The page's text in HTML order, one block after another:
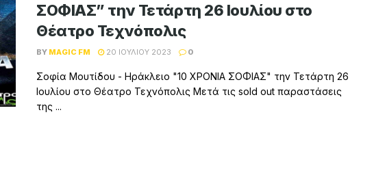
ΣΟΦΙΑΣ” την Τετάρτη 26 Ιουλίου στο
Θέατρο Τεχνόπολις
BY MAGIC FM 20 ΙΟΥΛΊΟΥ 2023 0
Σοφία Μουτίδου - Ηράκλειο "10 ΧΡΟΝΙΑ ΣΟΦΙΑΣ" την Τετάρτη 26
Ιουλίου στο Θέατρο Τεχνόπολις Μετά τις sold out παραστάσεις
της ...